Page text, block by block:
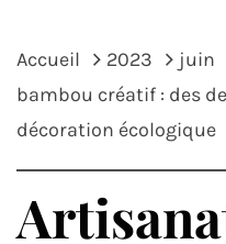
Accueil 2023 juin
bambou créatif : des
décoration écologique